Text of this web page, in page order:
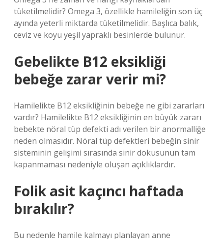
tüketilmelidir? Omega 3, özellikle hamileliğin son üç
ayında yeterli miktarda tüketilmelidir. Başlıca balık,
ceviz ve koyu yeşil yapraklı besinlerde bulunur.
Gebelikte B12 eksikliği
bebeğe zarar verir mi?
Hamilelikte B12 eksikliğinin bebeğe ne gibi zararları
vardır? Hamilelikte B12 eksikliğinin en büyük zararı
bebekte nöral tüp defekti adı verilen bir anormalliğe
neden olmasıdır. Nöral tüp defektleri bebeğin sinir
sisteminin gelişimi sırasında sinir dokusunun tam
kapanmaması nedeniyle oluşan açıklıklardır.
Folik asit kaçıncı haftada
bırakılır?
Bu nedenle hamile kalmayı planlayan anne